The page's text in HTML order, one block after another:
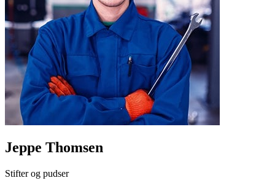
Jeppe Thomsen
Stifter og pudser